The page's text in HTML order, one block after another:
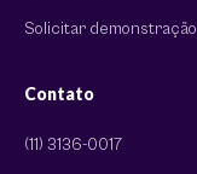
Solicitar demonstração
Contato
(11) 3136-0017